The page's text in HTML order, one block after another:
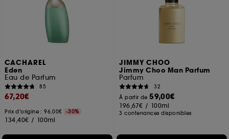
CACHAREL
Eden
Eau de Parfum
85
67,20€
Prix d'origine : 96,00€ -30%
134,40€ / 100ml
JIMMY CHOO
Jimmy Choo Man Parfum
Parfum
32
À partir de59,00€
196,67€ / 100ml
3 contenances disponibles